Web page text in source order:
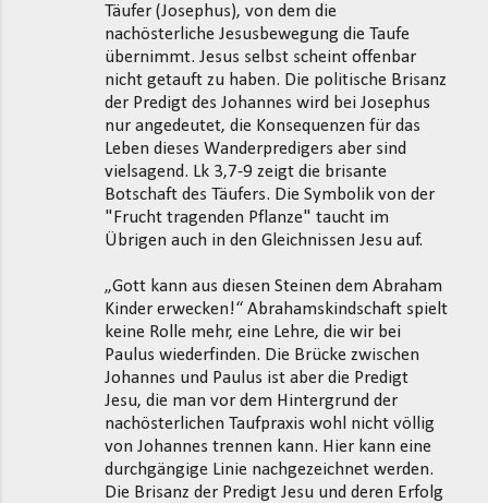
Täufer (Josephus), von dem die
nachösterliche Jesusbewegung die Taufe
übernimmt. Jesus selbst scheint offenbar
nicht getauft zu haben. Die politische Brisanz
der Predigt des Johannes wird bei Josephus
nur angedeutet, die Konsequenzen für das
Leben dieses Wanderpredigers aber sind
vielsagend. Lk 3,7-9 zeigt die brisante
Botschaft des Täufers. Die Symbolik von der
"Frucht tragenden Pflanze" taucht im
Übrigen auch in den Gleichnissen Jesu auf.
„Gott kann aus diesen Steinen dem Abraham
Kinder erwecken!“ Abrahamskindschaft spielt
keine Rolle mehr, eine Lehre, die wir bei
Paulus wiederfinden. Die Brücke zwischen
Johannes und Paulus ist aber die Predigt
Jesu, die man vor dem Hintergrund der
nachösterlichen Taufpraxis wohl nicht völlig
von Johannes trennen kann. Hier kann eine
durchgängige Linie nachgezeichnet werden.
Die Brisanz der Predigt Jesu und deren Erfolg